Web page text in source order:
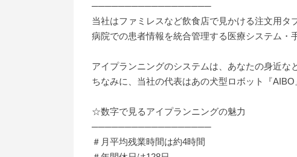
──────────────────
当社はファミレスなど飲食店で見かける注文用タ
病院での患者情報を統合管理する医療システム
アイプランニングのシステムは、あなたの身近な
ちなみに、当社の代表はあの犬型ロボット『
☆数字で見るアイプランニングの魅力
──────────────────
＃月平均残業時間は約4時間